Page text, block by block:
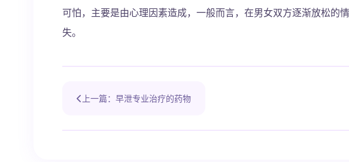
可怕，主要是由心理因素造成，一般而言，在男女双方逐渐放松的
失。
上一篇：早泄专业治疗的药物